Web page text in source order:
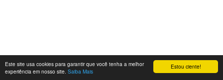
Estou ciente!
Este site usa cookies para garantir que você tenha a melhor
experiência em nosso site. Saiba Mais